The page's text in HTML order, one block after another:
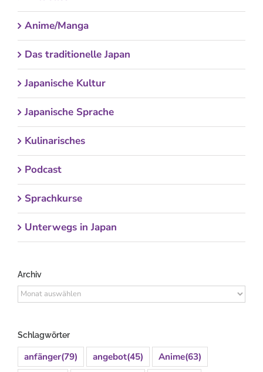
Anime/Manga
Das traditionelle Japan
Japanische Kultur
Japanische Sprache
Kulinarisches
Podcast
Sprachkurse
Unterwegs in Japan
Archiv
Archiv
Schlagwörter
anfänger(79) angebot(45) Anime(63)